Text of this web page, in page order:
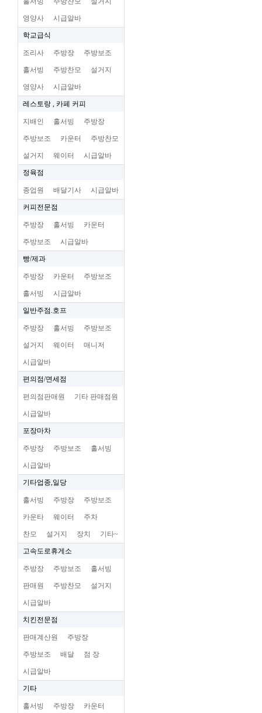
영양사 시급알바
학교급식
조리사 주방장 주방보조
홀서빙 주방찬모 설거지
영양사 시급알바
레스토랑 , 카페 커피
지배인 홀서빙 주방장
주방보조 카운터 주방찬모
설거지 웨이터 시급알바
정육점
종업원 배달기사 시급알바
커피전문점
주방장 홀서빙 카운터
주방보조 시급알바
빵/제과
주방장 카운터 주방보조
홀서빙 시급알바
일반주점.호프
주방장 홀서빙 주방보조
설거지 웨이터 매니저
시급알바
편의점/면세점
편의점판매원 기타 판매점원
시급알바
포장마차
주방장 주방보조 홀서빙
시급알바
기타업종,일당
홀서빙 주방장 주방보조
카운타 웨이터 주차
찬모 설거지 장치 기타~
고속도로휴게소
주방장 주방보조 홀서빙
판매원 주방찬모 설거지
시급알바
치킨전문점
판매계산원 주방장
주방보조 배달 점 장
시급알바
기타
홀서빙 주방장 카운터